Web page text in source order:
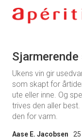
Sjarmerende
Ukens vin gir
som skapt for
ute eller inne. Og
trives den aller
den for varm.
Aase E. Jacobsen